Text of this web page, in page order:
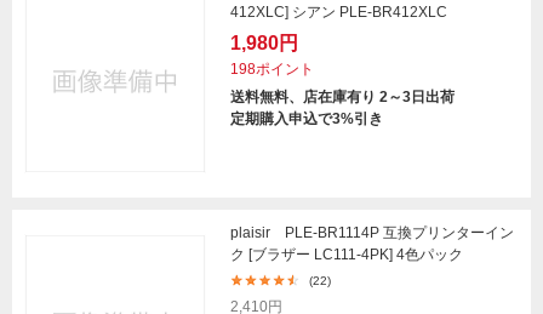
412XLC] シアン PLE-BR412XLC
1,980円
198ポイント
送料無料、店在庫有り 2～3日出荷
定期購入申込で3%引き
plaisir PLE-BR1114P 互換プリンターイン
ク [ブラザー LC111-4PK] 4色パック
(22)
2,410円